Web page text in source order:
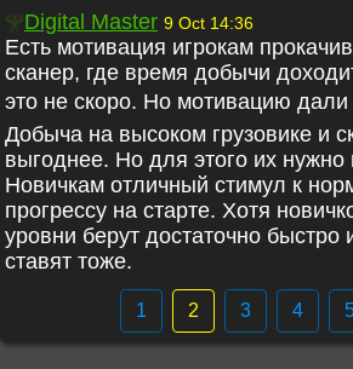
Digital Master 9 Oct 14:36
Есть мотивация игрокам
сканер, где время добычи
это не скоро. Но мотивацию
Добыча на высоком грузовике и
выгоднее. Но для этого их нужно
Новичкам отличный стимул к
прогрессу на старте. Хотя
уровни берут достаточно быстро
ставят тоже.
1 2 3 4